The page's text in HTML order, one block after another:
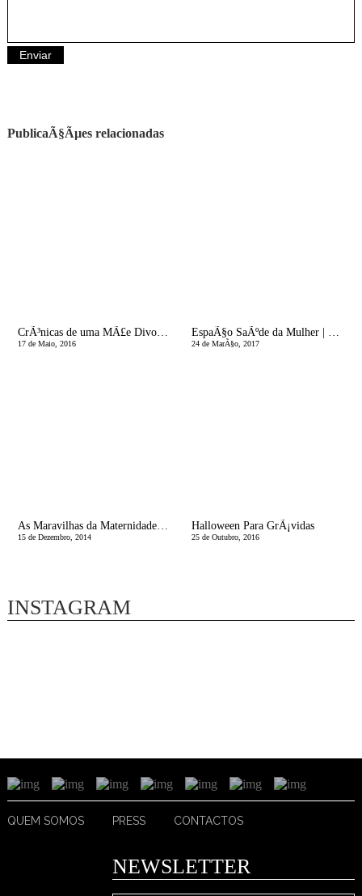
PublicaÃ§Ãµes relacionadas
CrÃ³nicas de uma MÃ£e Divorciada | JÃ¡ tocaste em alguÃ©m hoje?
17 de Maio, 2016
EspaÃ§o SaÃºde da Mulher | E Depois da Gravidez? Para que serve o Pai?
24 de MarÃ§o, 2017
As Maravilhas da Maternidade: A Caminho do Natal
15 de Dezembro, 2014
Halloween Para GrÃ¡vidas
25 de Outubro, 2016
INSTAGRAM
QUEM SOMOS PRESS CONTACTOS
NEWSLETTER